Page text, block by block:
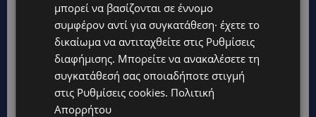
μπορεί να βασίζονται σε έννομο
συμφέρον αντί για συγκατάθεση· έχετε το
δικαίωμα να αντιταχθείτε στις Ρυθμίσεις
διαφήμισης. Μπορείτε να ανακαλέσετε τη
συγκατάθεσή σας οποιαδήποτε στιγμή
στις Ρυθμίσεις cookies. Πολιτική
Απορρήτου